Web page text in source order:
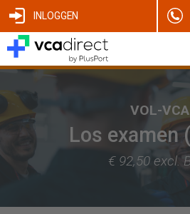
INLOGGEN
VOL-VCA
Los examen
€ 92,50 excl.